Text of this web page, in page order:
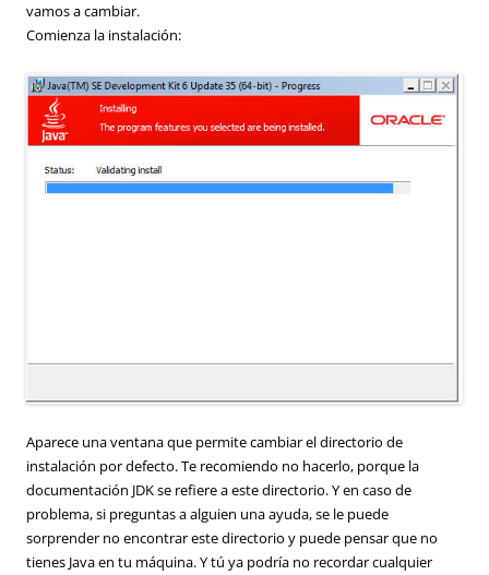
vamos a cambiar.
Comienza la instalación:
Aparece una ventana que permite cambiar el directorio de
instalación por defecto. Te recomiendo no hacerlo, porque la
documentación JDK se refiere a este directorio. Y en caso de
problema, si preguntas a alguien una ayuda, se le puede
sorprender no encontrar este directorio y puede pensar que no
tienes Java en tu máquina. Y tú ya podría no recordar cualquier